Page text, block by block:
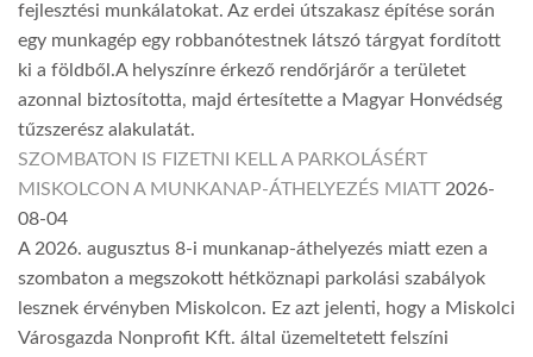
fejlesztési munkálatokat. Az erdei útszakasz építése során
egy munkagép egy robbanótestnek látszó tárgyat fordított
ki a földből.A helyszínre érkező rendőrjárőr a területet
azonnal biztosította, majd értesítette a Magyar Honvédség
tűzszerész alakulatát.
SZOMBATON IS FIZETNI KELL A PARKOLÁSÉRT
MISKOLCON A MUNKANAP-ÁTHELYEZÉS MIATT 2026-
08-04
A 2026. augusztus 8-i munkanap-áthelyezés miatt ezen a
szombaton a megszokott hétköznapi parkolási szabályok
lesznek érvényben Miskolcon. Ez azt jelenti, hogy a Miskolci
Városgazda Nonprofit Kft. által üzemeltetett felszíni